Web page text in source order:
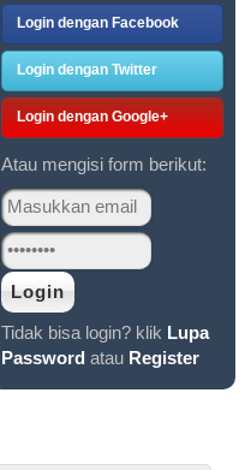
Login dengan Facebook
Login dengan Twitter
Login dengan Google+
Atau mengisi form berikut:
Tidak bisa login? klik Lupa
Password atau Register